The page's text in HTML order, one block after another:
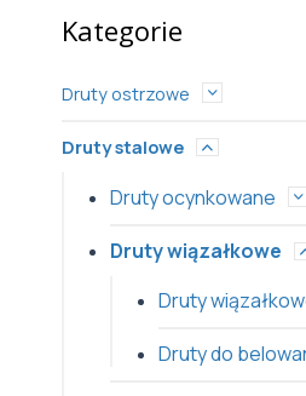
Kategorie
Druty ostrzowe
Druty stalowe
Druty ocynkowane
Druty wiązałkowe
Druty
Druty do